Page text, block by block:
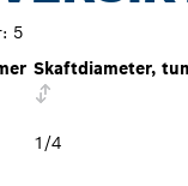
5
Skaftdiameter,
1/4